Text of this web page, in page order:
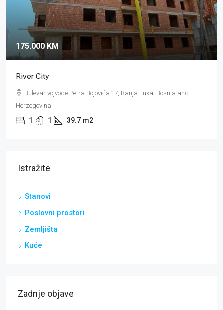
175.000 KM
River City
Bulevar vojvode Petra Bojovića 17, Banja Luka, Bosnia and
Herzegovina
1 1 39.7 m2
Istražite
Stanovi
Poslovni prostori
Zemljišta
Kuće
Zadnje objave